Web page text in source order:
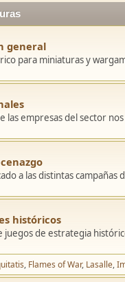
general
para miniaturas y
las empresas del sector
a las distintas campañas
históricos
juegos de estrategia
Flames of War Lasalle